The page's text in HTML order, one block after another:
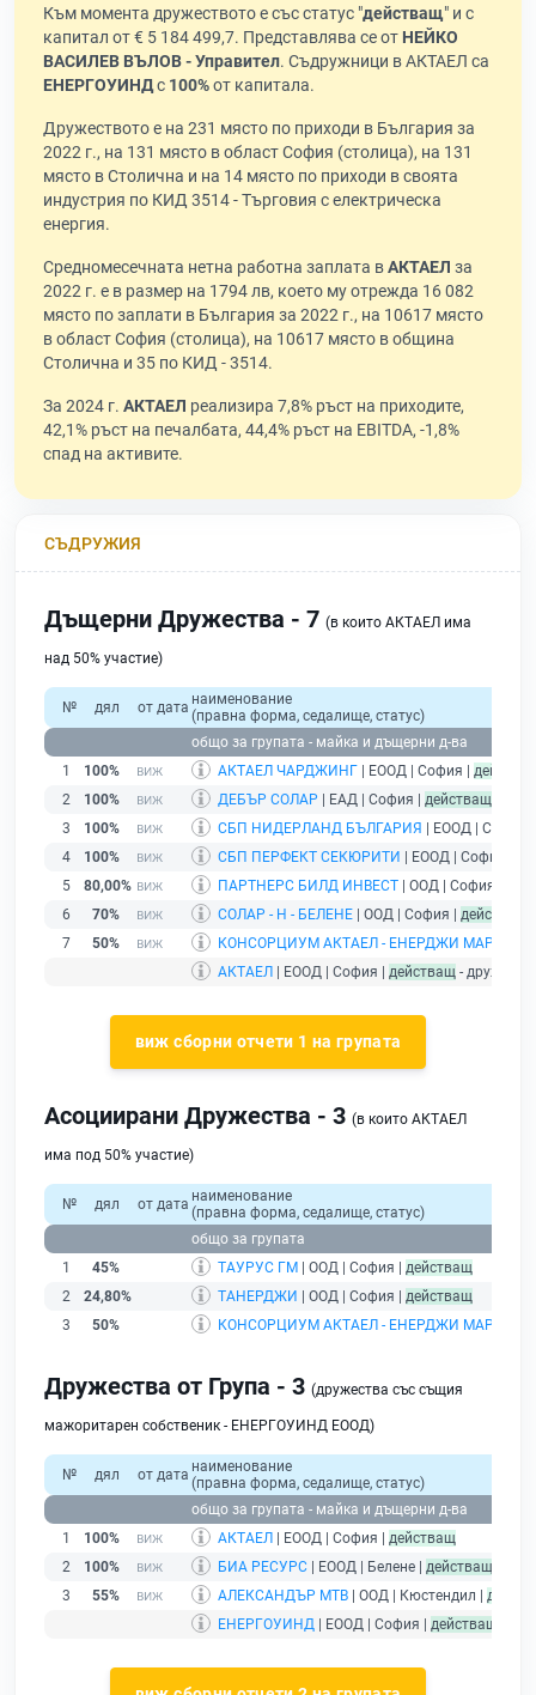
Към момента дружеството е със статус "действащ" и с
капитал от € 5 184 499,7. Представлява се от НЕЙКО
ВАСИЛЕВ ВЪЛОВ - Управител. Съдружници в АКТАЕЛ са
ЕНЕРГОУИНДс 100%от капитала.
Дружеството е на 231 място по приходи в България за
2022 г., на 131 място в област София (столица), на 131
място в Столична и на 14 място по приходи в своята
индустрия по КИД 3514 - Търговия с електрическа
енергия.
Средномесечната нетна работна заплата вАКТАЕЛ за
2022 г. е в размер на 1794 лв, което му отрежда 16 082
място по заплати в България за 2022 г., на 10617 място
в област София (столица), на 10617 място в община
Столична и 35 по КИД - 3514.
За 2024 г. АКТАЕЛ реализира 7,8% ръст на приходите,
42,1% ръст на печалбата, 44,4% ръст на EBITDA, -1,8%
спад на активите.
СЪДРУЖИЯ
Дъщерни Дружества - 7 (в които АКТАЕЛ има
над 50% участие)
№ дял от дата наименование
(правна форма, седалище, статус)
общо за групата - майка и дъщерни д-ва
1
100% АКТАЕЛ ЧАРДЖИНГ | ЕООД | София |
2
100% ДЕБЪР СОЛАР | ЕАД | София | действащ
3
100% СБП НИДЕРЛАНД БЪЛГАРИЯ
| ЕООД | София
4
100% СБП ПЕРФЕКТ СЕКЮРИТИ | ЕООД | София |
5
80,00% ПАРТНЕРС БИЛД ИНВЕСТ | ООД | София |
6
70% СОЛАР - Н - БЕЛЕНЕ | ООД | София | действащ
7
50% КОНСОРЦИУМ АКТАЕЛ - ЕНЕРДЖИ МАРКЕТ
АКТАЕЛ | ЕООД | София | действащ -
виж сборни отчети 1 на групата
Асоциирани Дружества - 3 (в които АКТАЕЛ
има под 50% участие)
№ дял от дата наименование
(правна форма, седалище, статус)
общо за групата
1
45% ТАУРУС ГМ | ООД | София | действащ
2
24,80% ТАНЕРДЖИ | ООД | София | действащ
3
50% КОНСОРЦИУМ АКТАЕЛ - ЕНЕРДЖИ МАРКЕТ
Дружества от Група - 3 (дружества със същия
мажоритарен собственик - ЕНЕРГОУИНД ЕООД)
№ дял от дата наименование
(правна форма, седалище, статус)
общо за групата - майка и дъщерни д-ва
1
100% АКТАЕЛ | ЕООД | София | действащ
2
100% БИА РЕСУРС | ЕООД | Белене | действащ
3
55% АЛЕКСАНДЪР МТВ | ООД | Кюстендил |
ЕНЕРГОУИНД | ЕООД | София | действащ